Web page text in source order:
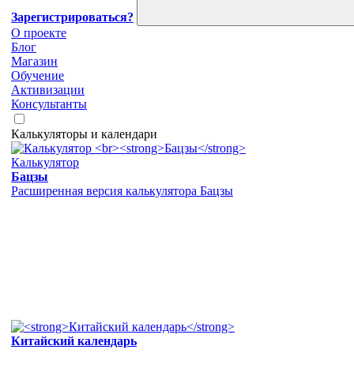
Зарегистрироваться?
О проекте
Блог
Магазин
Обучение
Активизации
Консультанты
Калькуляторы и календари
Калькулятор
Бацзы
Расширенная версия калькулятора Бацзы
Китайский календарь